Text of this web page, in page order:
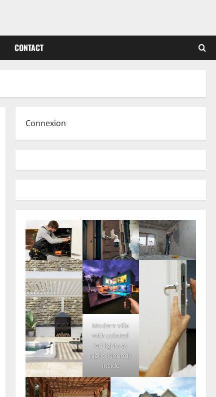
CONTACT
Connexion
Modern villa
with colored
led lights at
night. Nobody
inside